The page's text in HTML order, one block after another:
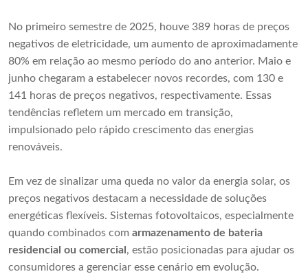
No primeiro semestre de 2025, houve 389 horas de preços
negativos de eletricidade, um aumento de aproximadamente
80% em relação ao mesmo período do ano anterior. Maio e
junho chegaram a estabelecer novos recordes, com 130 e
141 horas de preços negativos, respectivamente. Essas
tendências refletem um mercado em transição,
impulsionado pelo rápido crescimento das energias
renováveis.
Em vez de sinalizar uma queda no valor da energia solar, os
preços negativos destacam a necessidade de soluções
energéticas flexíveis. Sistemas fotovoltaicos, especialmente
quando combinados com armazenamento de bateria
residencial ou comercial , estão posicionadas para ajudar os
consumidores a gerenciar esse cenário em evolução.